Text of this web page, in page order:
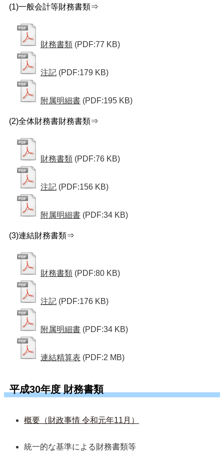
(1)一般会計等財務書類⇒
財務書類 (PDF:77 KB)
注記 (PDF:179 KB)
附属明細書 (PDF:195 KB)
(2)全体財務書財務書類⇒
財務書類 (PDF:76 KB)
注記 (PDF:156 KB)
附属明細書 (PDF:34 KB)
(3)連結財務書類⇒
財務書類 (PDF:80 KB)
注記 (PDF:176 KB)
附属明細書 (PDF:34 KB)
連結精算表 (PDF:2 MB)
平成30年度 財務書類
概要（財政事情 令和元年11月）
統一的な基準による財務書類等